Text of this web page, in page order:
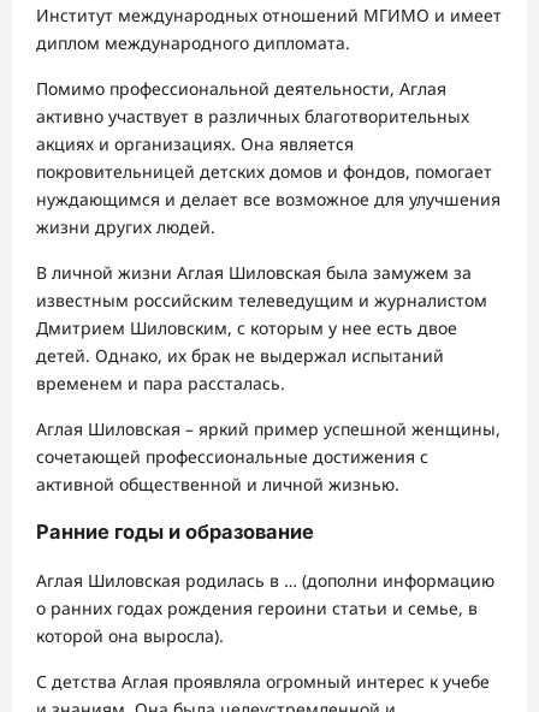
Институт международных отношений МГИМО и имеет
диплом международного дипломата.
Помимо профессиональной деятельности, Аглая
активно участвует в различных благотворительных
акциях и организациях. Она является
покровительницей детских домов и фондов, помогает
нуждающимся и делает все возможное для улучшения
жизни других людей.
В личной жизни Аглая Шиловская была замужем за
известным российским телеведущим и журналистом
Дмитрием Шиловским, с которым у нее есть двое
детей. Однако, их брак не выдержал испытаний
временем и пара рассталась.
Аглая Шиловская – яркий пример успешной женщины,
сочетающей профессиональные достижения с
активной общественной и личной жизнью.
Ранние годы и образование
Аглая Шиловская родилась в … (дополни информацию
о ранних годах рождения героини статьи и семье, в
которой она выросла).
С детства Аглая проявляла огромный интерес к учебе